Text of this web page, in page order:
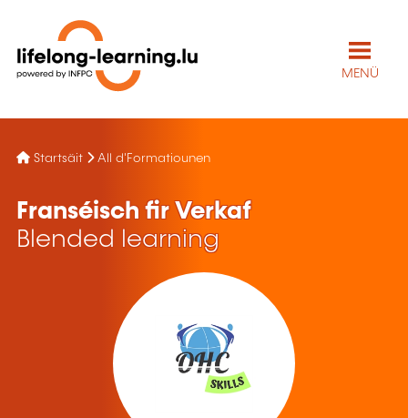
MENÜ
Startsäit All d'Formatiounen
Franséisch fir Verkaf
Blended learning